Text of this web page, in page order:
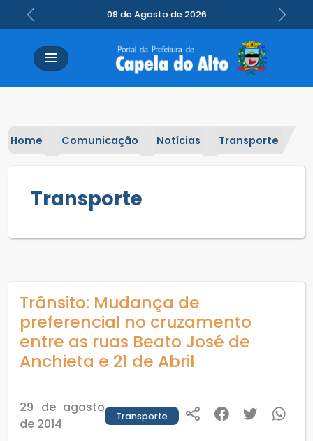
09 de Agosto de 2026
Previous Next
Home Comunicação Notícias Transporte
Transporte
Trânsito: Mudança de
preferencial no cruzamento
entre as ruas Beato José de
Anchieta e 21 de Abril
29 de agosto
de 2014
Transporte